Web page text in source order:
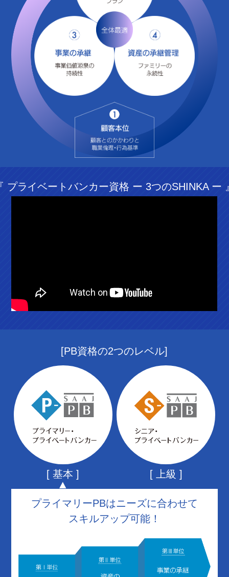
プライベートバンカー資格 ー 3つのSHINKA ー
[PB資格の2つのレベル]
[ 基本 ] [ 上級 ]
プライマリーPBはニーズに合わせて
スキルアップ可能！